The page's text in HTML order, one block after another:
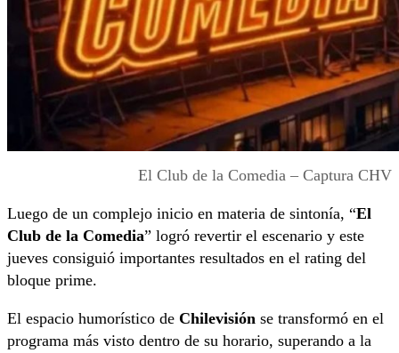
El Club de la Comedia – Captura CHV
Luego de un complejo inicio en materia de sintonía, “El
Club de la Comedia” logró revertir el escenario y este
jueves consiguió importantes resultados en el rating del
bloque prime.
El espacio humorístico de Chilevisión se transformó en el
programa más visto dentro de su horario, superando a la